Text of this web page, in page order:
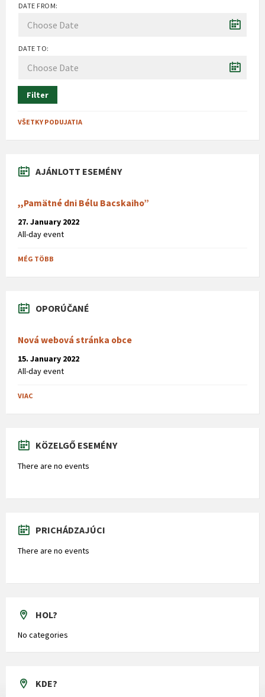
DATE FROM:
DATE TO:
Filter
VŠETKY PODUJATIA
AJÁNLOTT ESEMÉNY
,,Pamätné dni Bélu Bacskaiho”
27. January 2022
All-day event
MÉG TÖBB
OPORÚČANÉ
Nová webová stránka obce
15. January 2022
All-day event
VIAC
KÖZELGŐ ESEMÉNY
There are no events
PRICHÁDZAJÚCI
There are no events
HOL?
No categories
KDE?